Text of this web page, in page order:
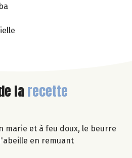
larecette
marie et à feu doux, le beurre
en remuant